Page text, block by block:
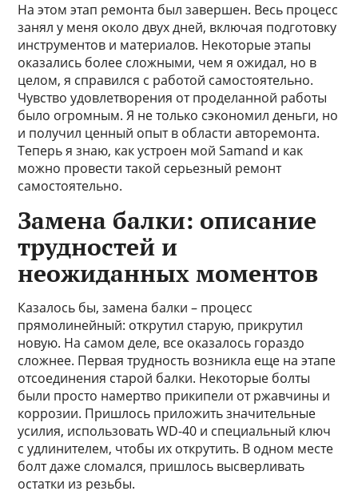
На этом этап ремонта был завершен. Весь процесс
занял у меня около двух дней, включая подготовку
инструментов и материалов. Некоторые этапы
оказались более сложными, чем я ожидал, но в
целом, я справился с работой самостоятельно.
Чувство удовлетворения от проделанной работы
было огромным. Я не только сэкономил деньги, но
и получил ценный опыт в области авторемонта.
Теперь я знаю, как устроен мой Samand и как
можно провести такой серьезный ремонт
самостоятельно.
Замена балки: описание
трудностей и
неожиданных моментов
Казалось бы, замена балки – процесс
прямолинейный: открутил старую, прикрутил
новую. На самом деле, все оказалось гораздо
сложнее. Первая трудность возникла еще на этапе
отсоединения старой балки. Некоторые болты
были просто намертво прикипели от ржавчины и
коррозии. Пришлось приложить значительные
усилия, использовать WD-40 и специальный ключ
с удлинителем, чтобы их открутить. В одном месте
болт даже сломался, пришлось высверливать
остатки из резьбы.